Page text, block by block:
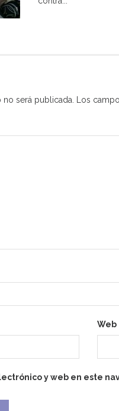
será publicada. Los
Web
y web en este